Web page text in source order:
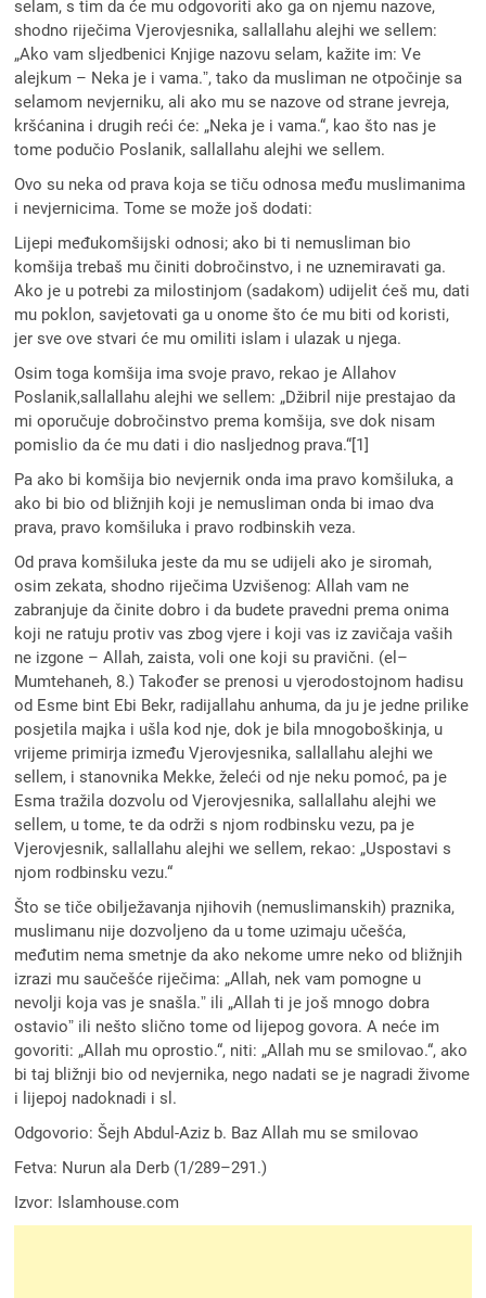
selam, s tim da će mu odgovoriti ako ga on njemu nazove,
shodno riječima Vjerovjesnika, sallallahu alejhi we sellem:
„Ako vam sljedbenici Knjige nazovu selam, kažite im: Ve
alejkum – Neka je i vama.ˮ, tako da musliman ne otpočinje sa
selamom nevjerniku, ali ako mu se nazove od strane jevreja,
kršćanina i drugih reći će: „Neka je i vama.“, kao što nas je
tome podučio Poslanik, sallallahu alejhi we sellem.
Ovo su neka od prava koja se tiču odnosa među muslimanima
i nevjernicima. Tome se može još dodati:
Lijepi međukomšijski odnosi; ako bi ti nemusliman bio
komšija trebaš mu činiti dobročinstvo, i ne uznemiravati ga.
Ako je u potrebi za milostinjom (sadakom) udijelit ćeš mu, dati
mu poklon, savjetovati ga u onome što će mu biti od koristi,
jer sve ove stvari će mu omiliti islam i ulazak u njega.
Osim toga komšija ima svoje pravo, rekao je Allahov
Poslanik,sallallahu alejhi we sellem: „Džibril nije prestajao da
mi oporučuje dobročinstvo prema komšija, sve dok nisam
pomislio da će mu dati i dio nasljednog prava.“[1]
Pa ako bi komšija bio nevjernik onda ima pravo komšiluka, a
ako bi bio od bližnjih koji je nemusliman onda bi imao dva
prava, pravo komšiluka i pravo rodbinskih veza.
Od prava komšiluka jeste da mu se udijeli ako je siromah,
osim zekata, shodno riječima Uzvišenog: Allah vam ne
zabranjuje da činite dobro i da budete pravedni prema onima
koji ne ratuju protiv vas zbog vjere i koji vas iz zavičaja vaših
ne izgone – Allah, zaista, voli one koji su pravični. (el–
Mumtehaneh, 8.) Također se prenosi u vjerodostojnom hadisu
od Esme bint Ebi Bekr, radijallahu anhuma, da ju je jedne prilike
posjetila majka i ušla kod nje, dok je bila mnogoboškinja, u
vrijeme primirja između Vjerovjesnika, sallallahu alejhi we
sellem, i stanovnika Mekke, želeći od nje neku pomoć, pa je
Esma tražila dozvolu od Vjerovjesnika, sallallahu alejhi we
sellem, u tome, te da održi s njom rodbinsku vezu, pa je
Vjerovjesnik, sallallahu alejhi we sellem, rekao: „Uspostavi s
njom rodbinsku vezu.“
Što se tiče obilježavanja njihovih (nemuslimanskih) praznika,
muslimanu nije dozvoljeno da u tome uzimaju učešća,
međutim nema smetnje da ako nekome umre neko od bližnjih
izrazi mu saučešće riječima: „Allah, nek vam pomogne u
nevolji koja vas je snašla.ˮ ili „Allah ti je još mnogo dobra
ostavioˮ ili nešto slično tome od lijepog govora. A neće im
govoriti: „Allah mu oprostio.“, niti: „Allah mu se smilovao.“, ako
bi taj bližnji bio od nevjernika, nego nadati se je nagradi živome
i lijepoj nadoknadi i sl.
Odgovorio: Šejh Abdul-Aziz b. Baz Allah mu se smilovao
Fetva: Nurun ala Derb (1/289–291.)
Izvor: Islamhouse.com